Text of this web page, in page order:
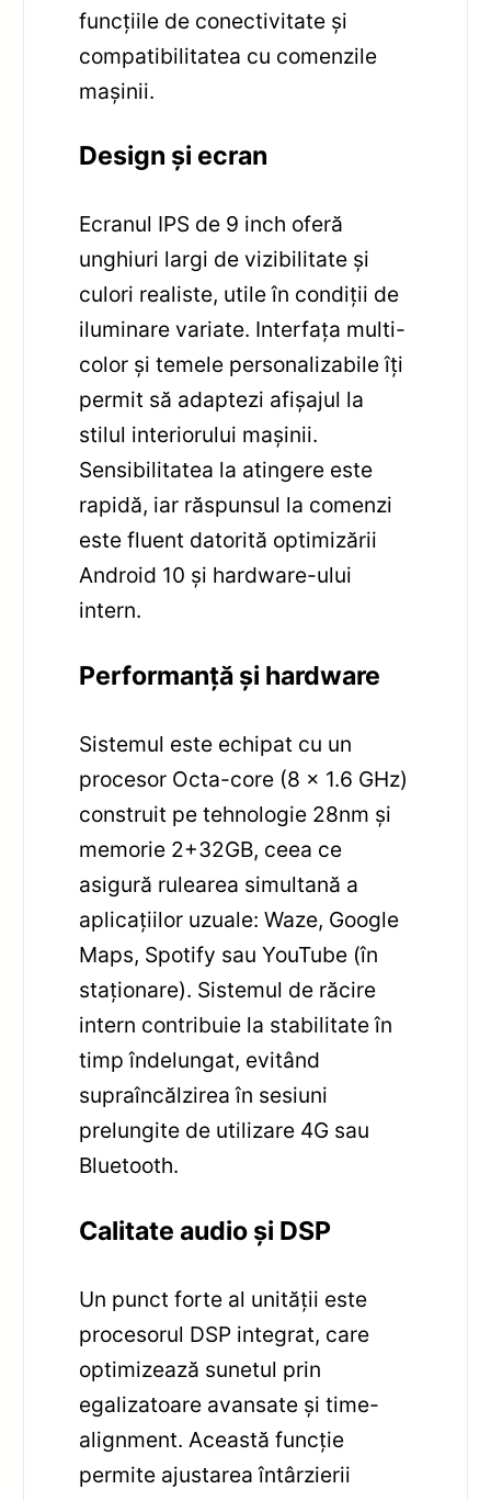
funcțiile de conectivitate și
compatibilitatea cu comenzile
mașinii.
Design și ecran
Ecranul IPS de 9 inch oferă
unghiuri largi de vizibilitate și
culori realiste, utile în condiții de
iluminare variate. Interfața multi-
color și temele personalizabile îți
permit să adaptezi afișajul la
stilul interiorului mașinii.
Sensibilitatea la atingere este
rapidă, iar răspunsul la comenzi
este fluent datorită optimizării
Android 10 și hardware-ului
intern.
Performanță și hardware
Sistemul este echipat cu un
procesor Octa-core (8 x 1.6 GHz)
construit pe tehnologie 28nm și
memorie 2+32GB, ceea ce
asigură rulearea simultană a
aplicațiilor uzuale: Waze, Google
Maps, Spotify sau YouTube (în
staționare). Sistemul de răcire
intern contribuie la stabilitate în
timp îndelungat, evitând
supraîncălzirea în sesiuni
prelungite de utilizare 4G sau
Bluetooth.
Calitate audio și DSP
Un punct forte al unității este
procesorul DSP integrat, care
optimizează sunetul prin
egalizatoare avansate și time-
alignment. Această funcție
permite ajustarea întârzierii